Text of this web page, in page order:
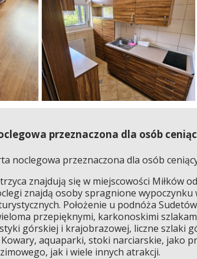
przeznaczona dla osób
noclegowa przeznaczona dla osób
znajdują się w miejscowości Miłków
znajdą osoby spragnione wypoczynku
Położenie u podnóża
przepięknymi, karkonoskimi
górskiej i krajobrazowej, liczne szlaki
aquaparki, stoki narciarskie, jako
zimowego, jak i wiele innych atrakcji.